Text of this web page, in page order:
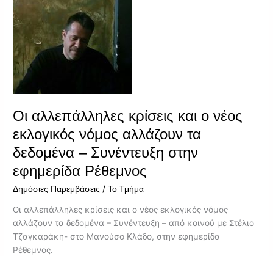
Οι αλλεπάλληλες κρίσεις και ο νέος
εκλογικός νόμος αλλάζουν τα
δεδομένα – Συνέντευξη στην
εφημερίδα Ρέθεμνος
Δημόσιες Παρεμβάσεις /Το Τμήμα
Οι αλλεπάλληλες κρίσεις και ο νέος εκλογικός νόμος
αλλάζουν τα δεδομένα – Συνέντευξη – από κοινού με Στέλιο
Τζαγκαράκη- στο Μανούσο Κλάδο, στην εφημερίδα
Ρέθεμνος.
κρίσεις
και
νέος
εκλογικός
νόμος
αλλάζουν
δεδομένα
Συνέντευξη
στην
εφημερίδα